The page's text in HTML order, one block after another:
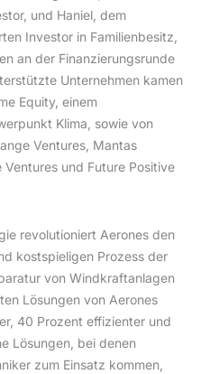
und Haniel, dem
Investor in Familienbesitz,
an der Finanzierungsrunde
Unternehmen kamen
Equity, einem
Klima, sowie von
Ventures, Mantas
und Future Positive
revolutioniert Aerones den
kostspieligen Prozess der
von Windkraftanlagen
Lösungen von Aerones
40 Prozent effizienter und
Lösungen, bei denen
zum Einsatz kommen,